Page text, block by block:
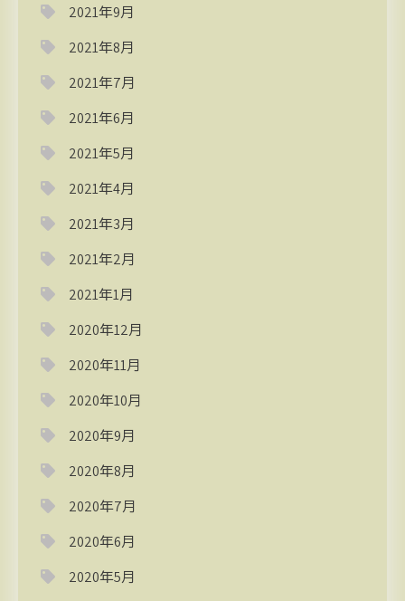
2021年9月
2021年8月
2021年7月
2021年6月
2021年5月
2021年4月
2021年3月
2021年2月
2021年1月
2020年12月
2020年11月
2020年10月
2020年9月
2020年8月
2020年7月
2020年6月
2020年5月